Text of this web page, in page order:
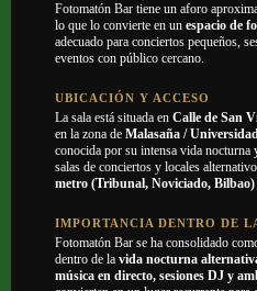
Fotomatón Bar tiene un aforo
lo que lo convierte en un espacio de
adecuado para conciertos pequeños,
eventos con público cercano.
UBICACIÓN Y ACCESO
La sala está situada en Calle de San
en la zona de Malasaña /
conocida por su intensa vida
salas de conciertos y locales
metro (Tribunal, Noviciado, Bilbao)
IMPORTANCIA DENTRO DE
Fotomatón Bar se ha consolidado
dentro de la vida nocturna
música en directo, sesiones DJ y